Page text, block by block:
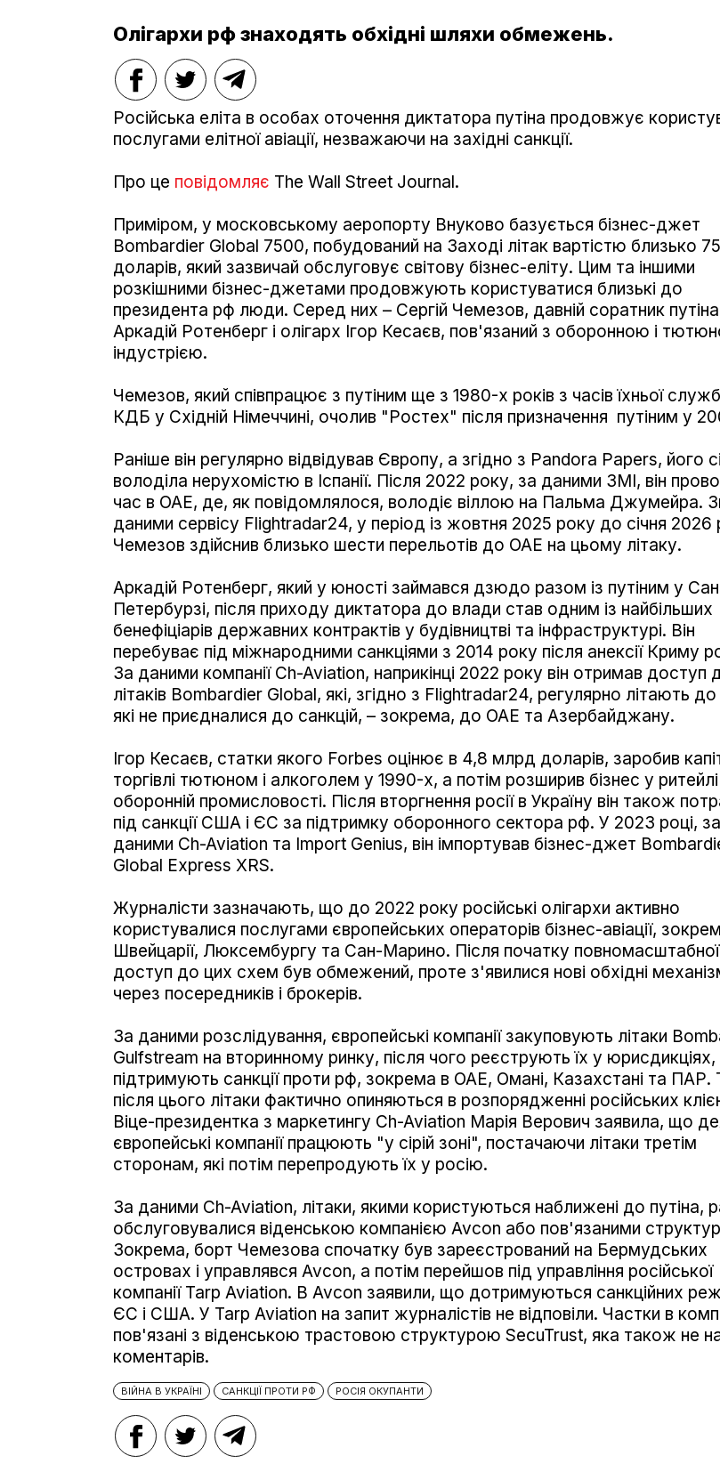
Олігархи рф знаходять обхідні шляхи обмежень.
Російська еліта в особах оточення диктатора путіна продовжує
послугами елітної авіації, незважаючи на західні санкції.
Про це повідомляє The Wall Street Journal.
Приміром, у московському аеропорту Внуково базується бізнес-джет
Bombardier Global 7500, побудований на Заході літак вартістю близько
доларів, який зазвичай обслуговує світову бізнес-еліту. Цим та іншими
розкішними бізнес-джетами продовжують користуватися близькі до
президента рф люди. Серед них – Сергій Чемезов, давній соратник путіна
Аркадій Ротенберг і олігарх Ігор Кесаєв, пов'язаний з оборонною і
індустрією.
Чемезов, який співпрацює з путіним ще з 1980-х років з часів їхньої
КДБ у Східній Німеччині, очолив "Ростех" після призначення путіним у
Раніше він регулярно відвідував Європу, а згідно з Pandora Papers, його
володіла нерухомістю в Іспанії. Після 2022 року, за даними ЗМІ, він
час в ОАЕ, де, як повідомлялося, володіє віллою на Пальма Джумейра.
даними сервісу Flightradar24, у період із жовтня 2025 року до січня 2026
Чемезов здійснив близько шести перельотів до ОАЕ на цьому літаку.
Аркадій Ротенберг, який у юності займався дзюдо разом із путіним у
Петербурзі, після приходу диктатора до влади став одним із найбільших
бенефіціарів державних контрактів у будівництві та інфраструктурі. Він
перебуває під міжнародними санкціями з 2014 року після анексії Криму
За даними компанії Ch-Aviation, наприкінці 2022 року він отримав доступ
літаків Bombardier Global, які, згідно з Flightradar24, регулярно літають до
які не приєдналися до санкцій, – зокрема, до ОАЕ та Азербайджану.
Ігор Кесаєв, статки якого Forbes оцінює в 4,8 млрд доларів, заробив
торгівлі тютюном і алкоголем у 1990-х, а потім розширив бізнес у
оборонній промисловості. Після вторгнення росії в Україну він також
під санкції США і ЄС за підтримку оборонного сектора рф. У 2023 році, за
даними Ch-Aviation та Import Genius, він імпортував бізнес-джет
Global Express XRS.
Журналісти зазначають, що до 2022 року російські олігархи активно
користувалися послугами європейських операторів бізнес-авіації,
Швейцарії, Люксембургу та Сан-Марино. Після початку повномасштабної
доступ до цих схем був обмежений, проте з'явилися нові обхідні
через посередників і брокерів.
За даними розслідування, європейські компанії закуповують літаки
Gulfstream на вторинному ринку, після чого реєструють їх у
підтримують санкції проти рф, зокрема в ОАЕ, Омані, Казахстані та ПАР.
після цього літаки фактично опиняються в розпорядженні російських
Віце-президентка з маркетингу Ch-Aviation Марія Верович заявила, що
європейські компанії працюють "у сірій зоні", постачаючи літаки третім
сторонам, які потім перепродують їх у росію.
За даними Ch-Aviation, літаки, якими користуються наближені до путіна,
обслуговувалися віденською компанією Avcon або пов'язаними
Зокрема, борт Чемезова спочатку був зареєстрований на Бермудських
островах і управлявся Avcon, а потім перейшов під управління російської
компанії Tarp Aviation. В Avcon заявили, що дотримуються санкційних
ЄС і США. У Tarp Aviation на запит журналістів не відповіли. Частки в
пов'язані з віденською трастовою структурою SecuTrust, яка також не
коментарів.
ВІЙНА В УКРАЇНІ САНКЦІЇ ПРОТИ РФ РОСІЯ ОКУПАНТИ